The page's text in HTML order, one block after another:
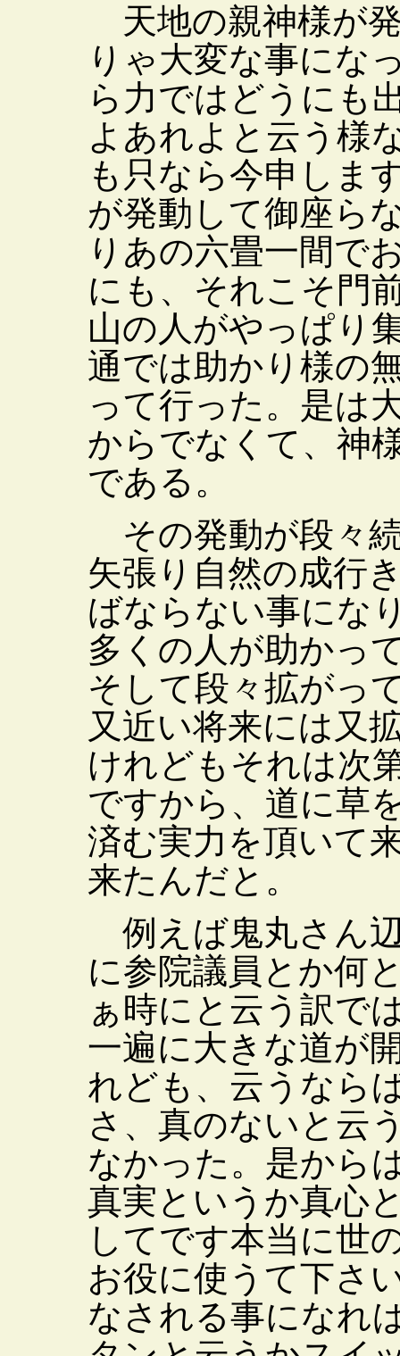
天地の親神様が
りゃ大変な事にな
ら力ではどうにも
よあれよと云う様
も只なら今申しま
が発動して御座ら
りあの六畳一間で
にも、それこそ門
山の人がやっぱり
通では助かり様の
って行った。是は
からでなくて、神
である。
その発動が段々
矢張り自然の成行
ばならない事にな
多くの人が助かっ
そして段々拡がっ
又近い将来には又
けれどもそれは次
ですから、道に草
済む実力を頂いて
来たんだと。
例えば鬼丸さん
に参院議員とか何
ぁ時にと云う訳で
一遍に大きな道が
れども、云うなら
さ、真のないと云
なかった。是から
真実というか真心
してです本当に世
お役に使うて下さ
なされる事になれ